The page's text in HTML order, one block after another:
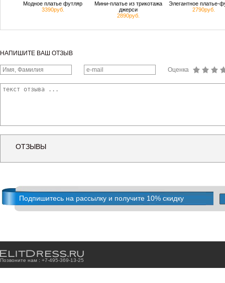
Модное платье футляр
3390руб.
Мини-платье из трикотажа
джерси
2890руб.
Элегантное платье-
2790руб.
НАПИШИТЕ ВАШ ОТЗЫВ
Оценка
ОТЗЫВЫ
Подпишитесь на рассылку и получите 10% скидку
Позвоните нам : +7-495-369-13-25